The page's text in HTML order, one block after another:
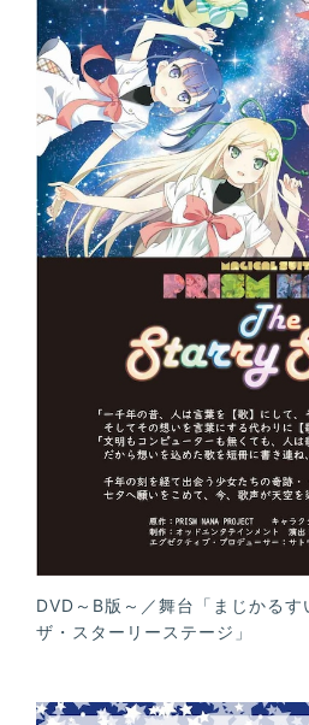
DVD～B版～／舞台「まじかる
ザ・スターリーステージ」